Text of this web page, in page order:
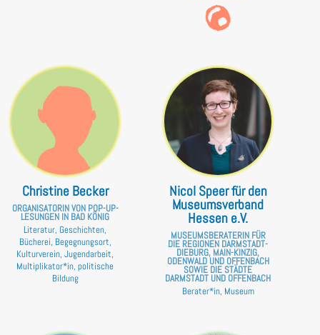
Christine Becker
ORGANISATORIN VON POP-UP-
LESUNGEN IN BAD KÖNIG
Literatur, Geschichten,
Bücherei, Begegnungsort,
Kulturverein, Jugendarbeit,
Multiplikator*in, politische
Bildung
Nicol Speer für den
Museumsverband
Hessen e.V.
MUSEUMSBERATERIN FÜR
DIE REGIONEN DARMSTADT-
DIEBURG, MAIN-KINZIG,
ODENWALD UND OFFENBACH
SOWIE DIE STÄDTE
DARMSTADT UND OFFENBACH
Berater*in, Museum